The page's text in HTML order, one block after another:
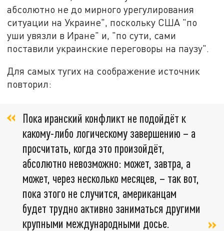
абсолютно не до мирного урегулирования
ситуации на Украине", поскольку США "по
уши увязли в Иране" и, "по сути, сами
поставили украинские переговоры на паузу".
Для самых тугих на соображение источник
повторил:
Пока иранский конфликт не подойдёт к
какому-либо логическому завершению – а
просчитать, когда это произойдёт,
абсолютно невозможно: может, завтра, а
может, через несколько месяцев, – так вот,
пока этого не случится, американцам
будет трудно активно заниматься другими
крупными международными досье.